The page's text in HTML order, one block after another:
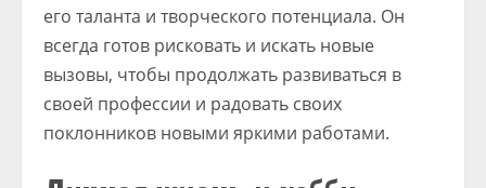
его таланта и творческого потенциала. Он
всегда готов рисковать и искать новые
вызовы, чтобы продолжать развиваться в
своей профессии и радовать своих
поклонников новыми яркими работами.